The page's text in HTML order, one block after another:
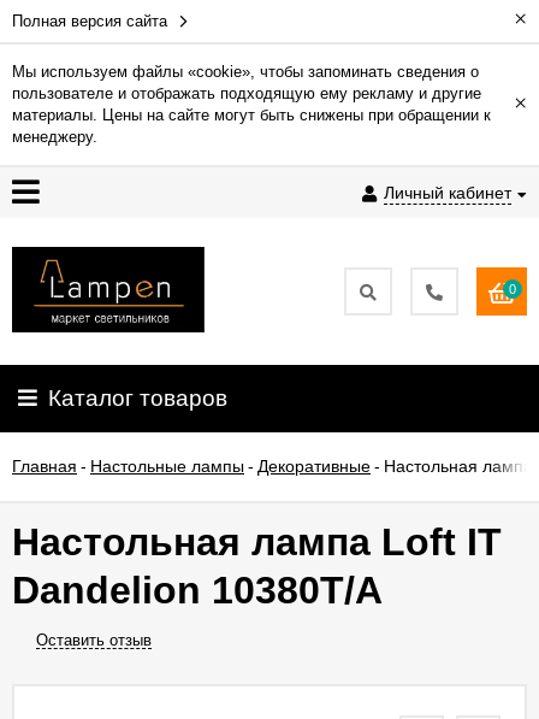
Полная версия сайта ×
Мы используем файлы «cookie», чтобы запоминать сведения о
пользователе и отображать подходящую ему рекламу и другие
материалы. Цены на сайте могут быть снижены при обращении к
менеджеру.
×
Личный кабинет
Гарантия
Доставка
и
Контакты
освещения
О
0
Каталог товаров
Главная - Настольные лампы- Декоративные- Настольная
Настольная лампа Loft IT
Dandelion 10380T/A
Оставить отзыв